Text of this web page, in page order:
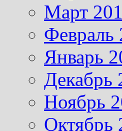
Март
Февраль
Январь
Декабрь
Ноябрь
Октябрь